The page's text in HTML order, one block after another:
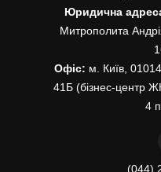
Юридична
Митрополита
Офіс: м. Київ,
41Б (бізнес-центр
4
(044)